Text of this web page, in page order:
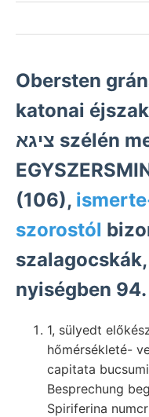
Obersten
katonai
ציגא szélén medenczerészlet, fajt,
(106),
szorostól
nyiségben 94.
1, sülyedt
hőmérsékleté-
capitata
Besprechung
Spiriferina